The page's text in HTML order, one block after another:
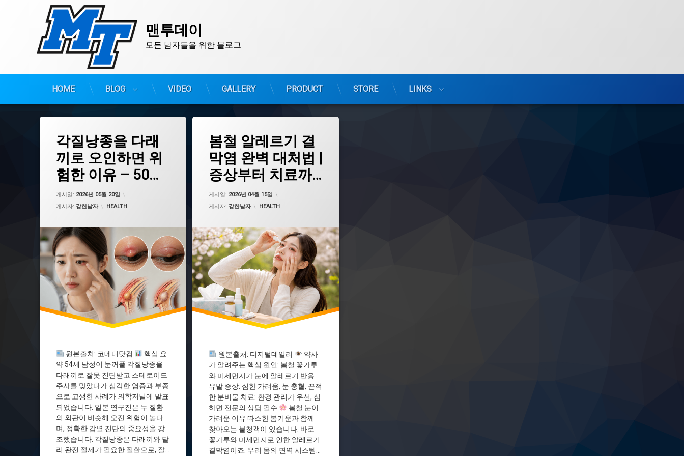
맨투데이
모든 남자들을 위한 블로그
HOME BLOG VIDEO GALLERY PRODUCT STORE LINKS
각질낭종을 다래
끼로 오인하면 위
험한 이유 – 50대
남성 부작용 사례
게시일: 2026년 05월 20일
게시자: 강한남자 카테고리:
HEALTH
원본출처: 코메디닷컴
핵심 요
약 54세 남성이 눈꺼풀 각질낭종을
다래끼로 잘못 진단받고 스테로이드
주사를 맞았다가 심각한 염증과 부종
으로 고생한 사례가 의학저널에 발표
되었습니다. 일본 연구진은 두 질환
의 외관이 비슷해 오진 위험이 높다
며, 정확한 감별 진단의 중요성을 강
조했습니다. 각질낭종은 다래끼와 달
리 완전 절제가 필요한 질환으로, 잘
각질낭종
각질낭종치료
건강의학정보
눈꺼풀혹
다래끼치료
스테로이드부작용
안과전문의
안과질환
봄철 알레르기 결
막염 완벽 대처법 |
증상부터 치료까
지 약사가 알려드
려요
게시일: 2026년 04월 15일
게시자: 강한남자 카테고리:
HEALTH
원본출처: 디지털데일리
약사
가 알려주는 핵심 원인: 봄철 꽃가루
와 미세먼지가 눈에 알레르기 반응
유발 증상: 심한 가려움, 눈 충혈, 끈적
한 분비물 치료: 환경 관리가 우선, 심
하면 전문의 상담 필수
봄철 눈이
가려운 이유 따스한 봄기운과 함께
찾아오는 불청객이 있습니다. 바로
꽃가루와 미세먼지로 인한 알레르기
결막염이죠. 우리 몸의 면역 시스템
건강정보
꽃가루알레르기
눈건강
봄철눈가려움
스테로이드안약
안과질환
알레르기결막염
인공눈물